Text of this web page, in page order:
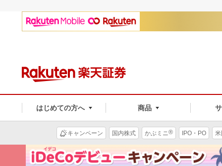
はじめての方へ 商品
キャンペーン 国内株式 かぶミニ® IPO・PO